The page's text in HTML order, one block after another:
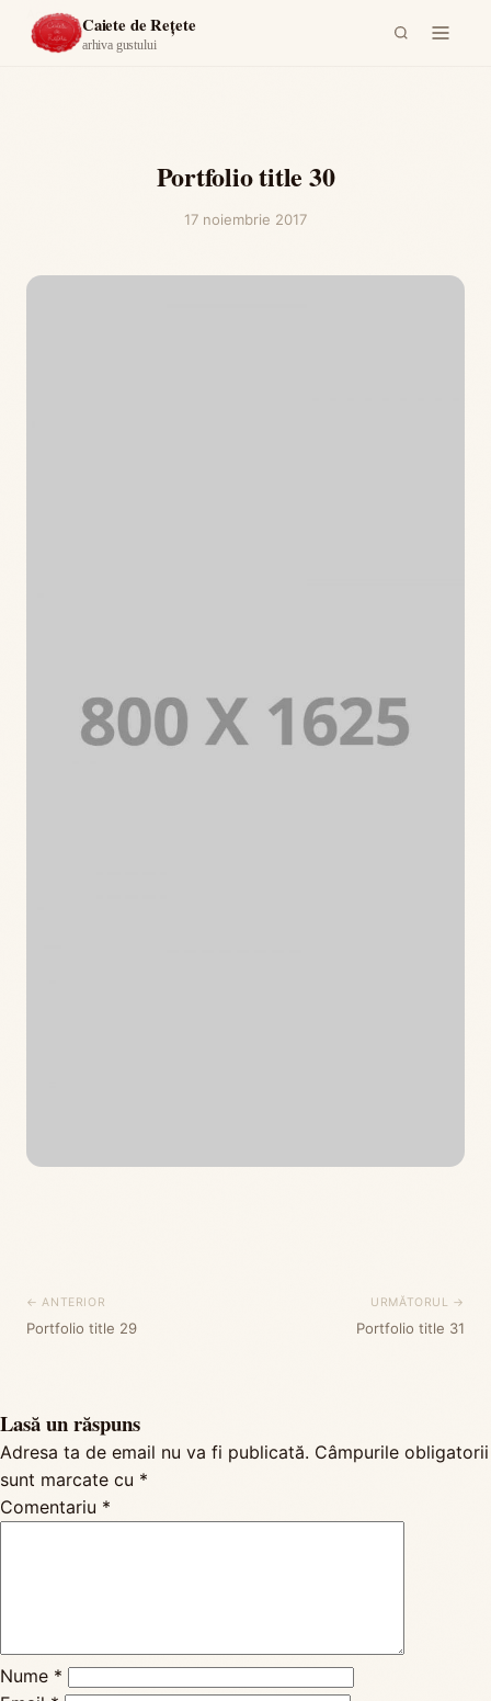
Caiete de Rețete
arhiva gustului
Acasă
Portfolio title 30
17 noiembrie 2017
← ANTERIOR
Portfolio title 29
URMĂTORUL →
Portfolio title 31
Lasă un răspuns
Adresa ta de email nu va fi publicată. Câmpurile obligatorii
sunt marcate cu *
Comentariu *
Nume *